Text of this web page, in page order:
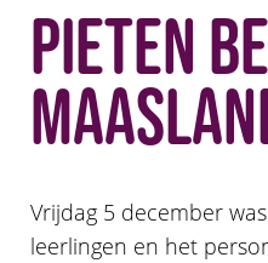
Pieten
Vrijdag 5 december
leerlingen en het